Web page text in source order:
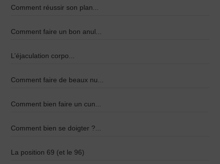
Comment réussir son plan...
Comment faire un bon anul...
L’éjaculation corpo...
Comment faire de beaux nu...
Comment bien faire un cun...
Comment bien se doigter ?...
La position 69 (et le 96)